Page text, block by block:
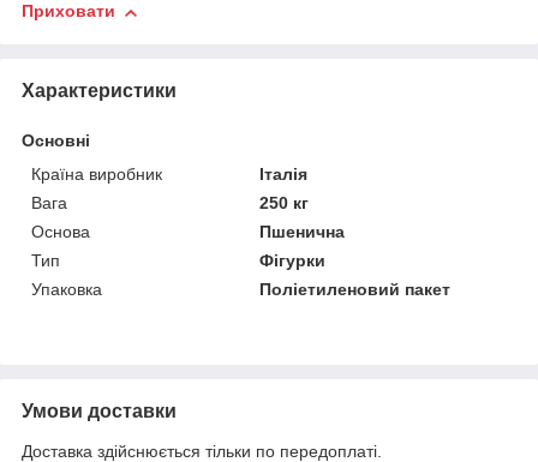
Приховати
Характеристики
Основні
Країна виробник
Італія
Вага
250 кг
Основа
Пшенична
Тип
Фігурки
Упаковка
Поліетиленовий пакет
Умови доставки
Доставка здійснюється тільки по передоплаті.